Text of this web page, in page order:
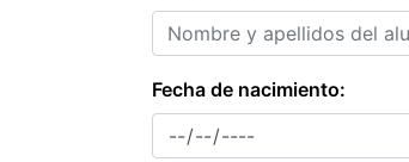
Fecha de nacimiento: